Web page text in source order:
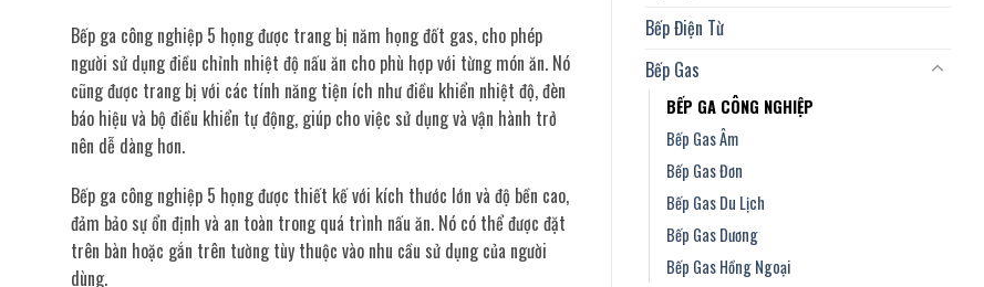
Bếp Điện Từ
Bếp Gas
BẾP GA CÔNG NGHIỆP
Bếp Gas Âm
Bếp Gas Đơn
Bếp Gas Du Lịch
Bếp Gas Dương
Bếp Gas Hồng Ngoại
Bếp ga công nghiệp 5 họng được trang bị năm họng đốt gas, cho phép
người sử dụng điều chỉnh nhiệt độ nấu ăn cho phù hợp với từng món ăn. Nó
cũng được trang bị với các tính năng tiện ích như điều khiển nhiệt độ, đèn
báo hiệu và bộ điều khiển tự động, giúp cho việc sử dụng và vận hành trở
nên dễ dàng hơn.
Bếp ga công nghiệp 5 họng được thiết kế với kích thước lớn và độ bền cao,
đảm bảo sự ổn định và an toàn trong quá trình nấu ăn. Nó có thể được đặt
trên bàn hoặc gắn trên tường tùy thuộc vào nhu cầu sử dụng của người
dùng.